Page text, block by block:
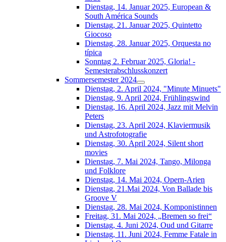
Dienstag, 14. Januar 2025, European &
South América Sounds
Dienstag, 21. Januar 2025, Quintetto
Giocoso
Dienstag, 28. Januar 2025, Orquesta no
típica
Sonntag 2. Februar 2025, Gloria! -
Semesterabschlusskonzert
Sommersemester 2024
Dienstag, 2. April 2024, "Minute Minuets"
Dienstag, 9. April 2024, Frühlingswind
Dienstag, 16. April 2024, Jazz mit Melvin
Peters
Dienstag, 23. April 2024, Klaviermusik
und Astrofotografie
Dienstag, 30. April 2024, Silent short
movies
Dienstag, 7. Mai 2024, Tango, Milonga
und Folklore
Dienstag, 14. Mai 2024, Opern-Arien
Dienstag, 21.Mai 2024, Von Ballade bis
Groove V
Dienstag, 28. Mai 2024, Komponistinnen
Freitag, 31. Mai 2024, „Bremen so frei“
Dienstag, 4. Juni 2024, Oud und Gitarre
Dienstag, 11. Juni 2024, Femme Fatale in